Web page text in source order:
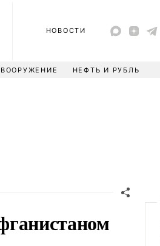
НОВОСТИ
НЕФТЬ И РУБЛЬ